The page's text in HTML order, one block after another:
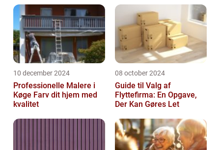
10 december 2024
Professionelle Malere i
Køge Farv dit hjem med
kvalitet
08 october 2024
Guide til Valg af
Flyttefirma: En Opgave,
Der Kan Gøres Let